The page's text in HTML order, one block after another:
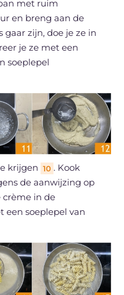
met ruim
en breng aan de
gaar zijn, doe je ze in
je ze met een
soeplepel
krijgen 10 . Kook
de aanwijzing op
crème in de
een soeplepel van